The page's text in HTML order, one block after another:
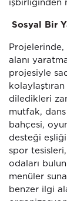
Sosyal Bir
alanı
projesiyle
diledikleri
mutfak,
bahçesi,
desteği
spor
odaları
menüler
benzer ilgi